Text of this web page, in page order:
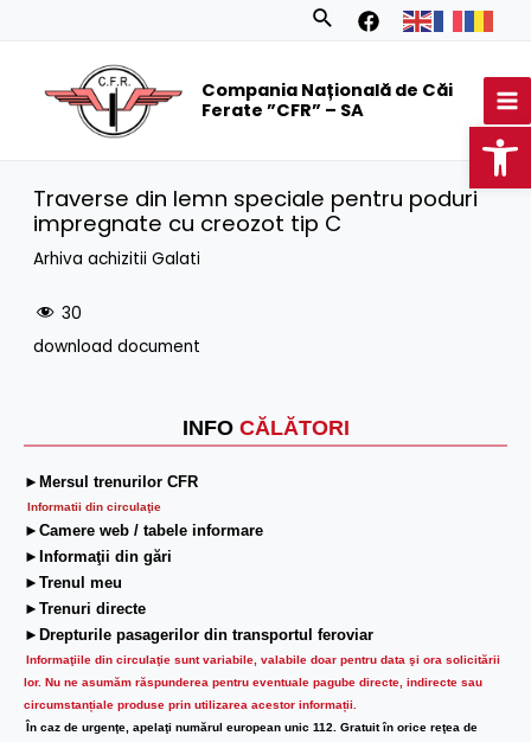
Search
Compania Națională de Căi
Ferate ”CFR” – SA
INFO CĂLĂTORI
►Mersul trenurilor CFR
Informatii din circulaţie
►Camere web / tabele informare
►Informaţii din gări
►Trenul meu
►Trenuri directe
►Drepturile pasagerilor din transportul feroviar
Informaţiile din circulaţie sunt variabile, valabile doar pentru data şi ora solicitării
lor. Nu ne asumăm răspunderea pentru eventuale pagube directe, indirecte sau
circumstanțiale produse prin utilizarea acestor informații.
În caz de urgenţe, apelaţi numărul european unic 112. Gratuit în orice reţea de
Traverse din lemn speciale pentru poduri
impregnate cu creozot tip C
Arhiva achizitii Galati
30
download document